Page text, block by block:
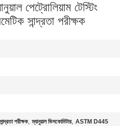
পেট্রোলিয়াম টেস্টিং
সান্দ্রতা পরীক্ষক
পরীক্ষক,ম্যানুয়াল ভিসকোমিটার,ASTM D445